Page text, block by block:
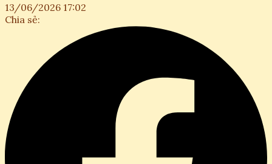
13/06/2026 17:02
Chia sẻ: